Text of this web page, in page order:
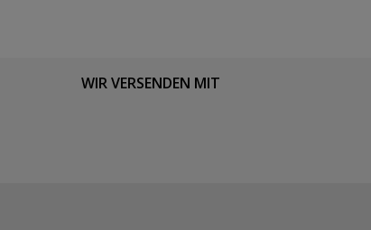
WIR VERSENDEN MIT